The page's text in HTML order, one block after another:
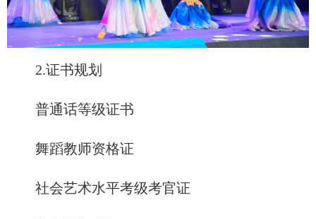
2.证书规划
普通话等级证书
舞蹈教师资格证
社会艺术水平考级考官证